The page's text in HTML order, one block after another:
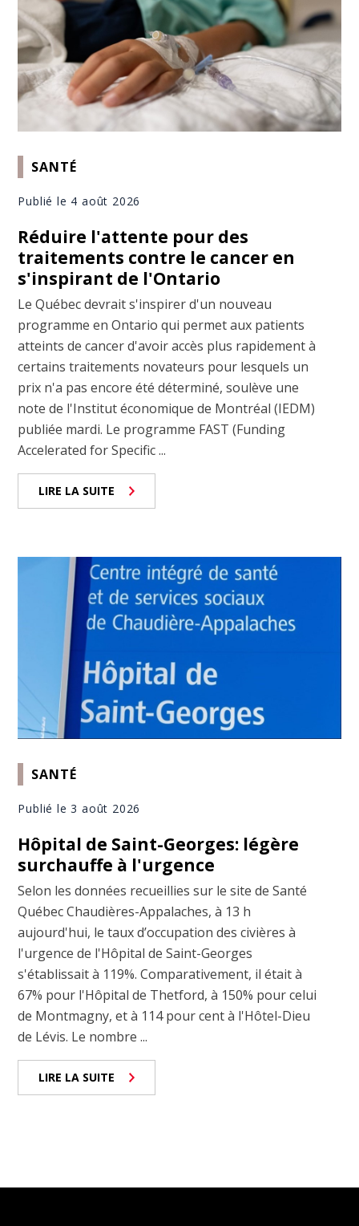
SANTÉ
Publié le 4 août 2026
Réduire l'attente pour des
traitements contre le cancer en
s'inspirant de l'Ontario
Le Québec devrait s'inspirer d'un nouveau
programme en Ontario qui permet aux patients
atteints de cancer d'avoir accès plus rapidement à
certains traitements novateurs pour lesquels un
prix n'a pas encore été déterminé, soulève une
note de l'Institut économique de Montréal (IEDM)
publiée mardi. Le programme FAST (Funding
Accelerated for Specific ...
LIRE LA SUITE
SANTÉ
Publié le 3 août 2026
Hôpital de Saint-Georges: légère
surchauffe à l'urgence
Selon les données recueillies sur le site de Santé
Québec Chaudières-Appalaches, à 13 h
aujourd'hui, le taux d’occupation des civières à
l'urgence de l'Hôpital de Saint-Georges
s'établissait à 119%. Comparativement, il était à
67% pour l'Hôpital de Thetford, à 150% pour celui
de Montmagny, et à 114 pour cent à l'Hôtel-Dieu
de Lévis. Le nombre ...
LIRE LA SUITE